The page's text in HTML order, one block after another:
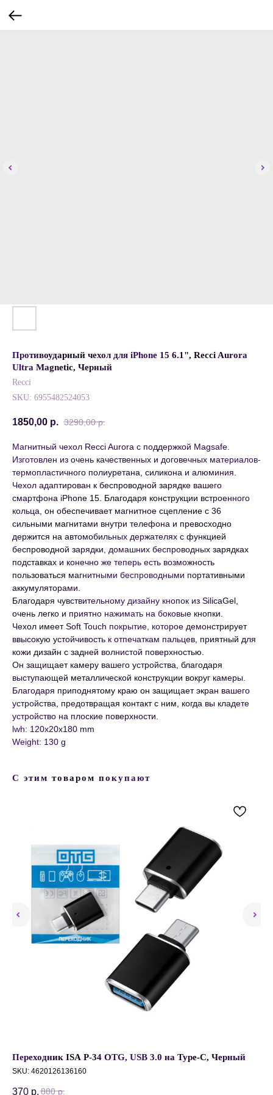
Противоударный чехол для iPhone 15 6.1", Recci Aurora
Ultra Magnetic, Черный
Recci
SKU: 6955482524053
1850,00 р. 3290,00 р.
Магнитный чехол Recci Aurora с поддержкой Magsafe.
Изготовлен из очень качественных и договечных материалов-
термопластичного полиуретана, силикона и алюминия.
Чехол адаптирован к беспроводной зарядке вашего
смартфона iPhone 15. Благодаря конструкции встроенного
кольца, он обеспечивает магнитное сцепление с 36
сильными магнитами внутри телефона и превосходно
держится на автомобильных держателях с функцией
беспроводной зарядки, домашних беспроводных зарядках
подставках и конечно же теперь есть возможность
пользоваться магнитными беспроводными портативными
аккумуляторами.
Благодаря чувствительному дизайну кнопок из SilicaGel,
очень легко и приятно нажимать на боковые кнопки.
Чехол имеет Soft Touch покрытие, которое демонстрирует
ввысокую устойчивость к отпечаткам пальцев, приятный для
кожи дизайн с задней волнистой поверхностью.
Он защищает камеру вашего устройства, благодаря
выступающей металлической конструкции вокруг камеры.
Благодаря приподнятому краю он защищает экран вашего
устройства, предотвращая контакт с ним, когда вы кладете
устройство на плоские поверхности.
lwh: 120x20x180 mm
Weight: 130 g
С этим товаром покупают
Переходник ISA P-34 OTG, USB 3.0 на Type-C, Черный
SKU: 4620126136160
370 р. 880 р.